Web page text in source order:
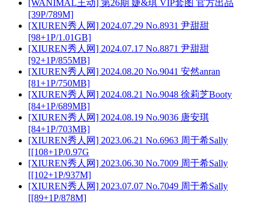
[WANIMAL王动] 第26期 婕&琪 VIP套图 官方出品
[39P/789M]
[XIUREN秀人网] 2024.07.29 No.8931 尹甜甜
[98+1P/1.01GB]
[XIUREN秀人网] 2024.07.17 No.8871 尹甜甜
[92+1P/855MB]
[XIUREN秀人网] 2024.08.20 No.9041 安然anran
[81+1P/750MB]
[XIUREN秀人网] 2024.08.21 No.9048 徐莉芝Booty
[84+1P/689MB]
[XIUREN秀人网] 2024.08.19 No.9036 唐安琪
[84+1P/703MB]
[XIUREN秀人网] 2023.06.21 No.6963 周于希Sally
[[108+1P/0.97G
[XIUREN秀人网] 2023.06.30 No.7009 周于希Sally
[[102+1P/937M]
[XIUREN秀人网] 2023.07.07 No.7049 周于希Sally
[[89+1P/878M]